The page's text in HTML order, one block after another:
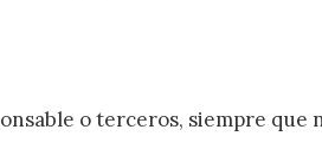
o terceros, siempre